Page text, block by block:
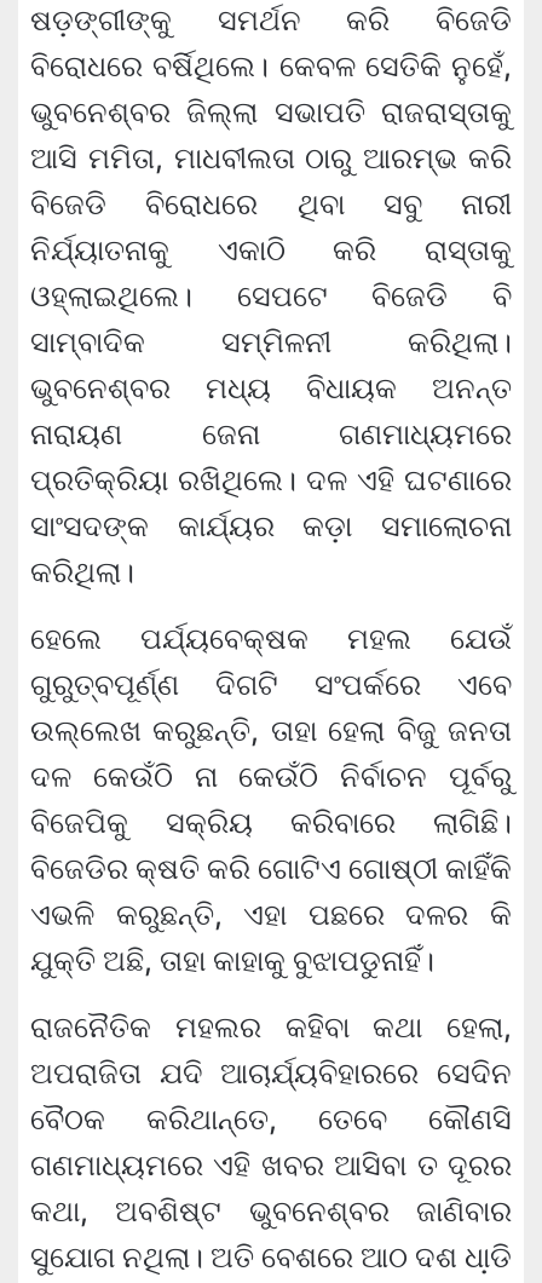
ଷଡ଼ଙ୍ଗୀଙ୍କୁ ସମର୍ଥନ କରି ବିଜେଡି
ବିରୋଧରେ ବର୍ଷିଥିଲେ। କେବଳ ସେତିକି ନୁହେଁ,
ଭୁବନେଶ୍ବର ଜିଲ୍ଲା ସଭାପତି ରାଜରାସ୍ତାକୁ
ଆସି ମମିତା, ମାଧବୀଲତା ଠାରୁ ଆରମ୍ଭ କରି
ବିଜେଡି ବିରୋଧରେ ଥିବା ସବୁ ନାରୀ
ନିର୍ଯ୍ୟାତନାକୁ ଏକାଠି କରି ରାସ୍ତାକୁ
ଓହ୍ଲାଇଥିଲେ। ସେପଟେ ବିଜେଡି ବି
ସାମ୍ବାଦିକ ସମ୍ମିଳନୀ କରିଥିଲା।
ଭୁବନେଶ୍ବର ମଧ୍ୟ ବିଧାୟକ ଅନନ୍ତ
ନାରାୟଣ ଜେନା ଗଣମାଧ୍ୟମରେ
ପ୍ରତିକ୍ରିୟା ରଖିଥିଲେ। ଦଳ ଏହି ଘଟଣାରେ
ସାଂସଦଙ୍କ କାର୍ଯ୍ୟର କଡ଼ା ସମାଲୋଚନା
କରିଥିଲା।
ହେଲେ ପର୍ଯ୍ୟବେକ୍ଷକ ମହଲ ଯେଉଁ
ଗୁରୁତ୍ବପୂର୍ଣ୍ଣ ଦିଗଟି ସଂପର୍କରେ ଏବେ
ଉଲ୍ଲେଖ କରୁଛନ୍ତି, ତାହା ହେଲା ବିଜୁ ଜନତା
ଦଳ କେଉଁଠି ନା କେଉଁଠି ନିର୍ବାଚନ ପୂର୍ବରୁ
ବିଜେପିକୁ ସକ୍ରିୟ କରିବାରେ ଲାଗିଛି।
ବିଜେଡିର କ୍ଷତି କରି ଗୋଟିଏ ଗୋଷ୍ଠୀ କାହିଁକି
ଏଭଳି କରୁଛନ୍ତି, ଏହା ପଛରେ ଦଳର କି
ଯୁକ୍ତି ଅଛି, ତାହା କାହାକୁ ବୁଝାପଡୁନାହିଁ।
ରାଜନୈତିକ ମହଲର କହିବା କଥା ହେଲା,
ଅପରାଜିତା ଯଦି ଆଚାର୍ଯ୍ୟବିହାରରେ ସେଦିନ
ବୈଠକ କରିଥାନ୍ତେ, ତେବେ କୌଣସି
ଗଣମାଧ୍ୟମରେ ଏହି ଖବର ଆସିବା ତ ଦୂରର
କଥା, ଅବଶିଷ୍ଟ ଭୁବନେଶ୍ବର ଜାଣିବାର
ସୁଯୋଗ ନଥିଲା। ଅତି ବେଶରେ ଆଠ ଦଶ ଧା଼ଡି